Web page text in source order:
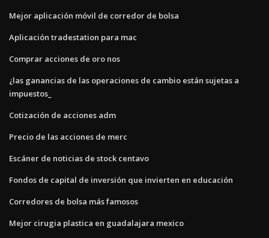
Mejor aplicación móvil de corredor de bolsa
Aplicación tradestation para mac
Comprar acciones de oro nos
¿las ganancias de las operaciones de cambio están sujetas a
impuestos_
Cotización de acciones adm
Precio de las acciones de merc
Escáner de noticias de stock centavo
Fondos de capital de inversión que invierten en educación
Corredores de bolsa más famosos
Mejor cirugia plastica en guadalajara mexico